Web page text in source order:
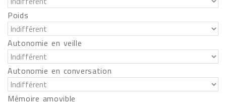
Poids
Autonomie en veille
Autonomie en conversation
Mémoire amovible